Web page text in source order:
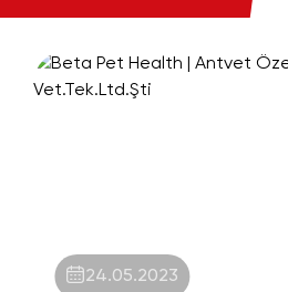
24.05.2023